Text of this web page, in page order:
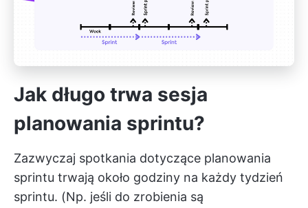
Jak długo trwa sesja
planowania sprintu?
Zazwyczaj spotkania dotyczące planowania
sprintu trwają około godziny na każdy tydzień
sprintu. (Np. jeśli do zrobienia są